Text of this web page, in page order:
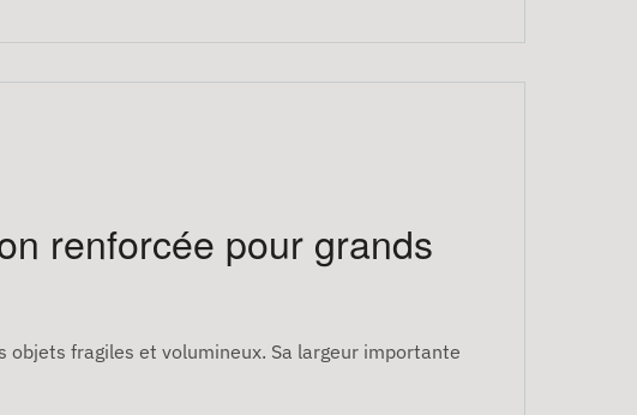
renforcée pour grands
fragiles et volumineux. Sa largeur importante